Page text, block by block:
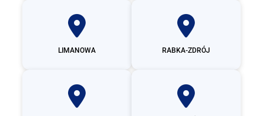
LIMANOWA RABKA-ZDRÓJ